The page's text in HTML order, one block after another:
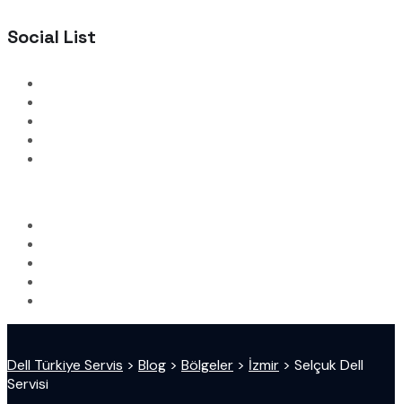
Social List
Dell Türkiye Servis > Blog > Bölgeler > İzmir > Selçuk Dell
Servisi